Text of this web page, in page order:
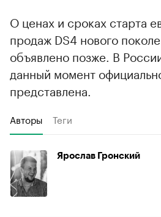
О ценах и сроках старта
продаж DS4 нового
объявлено позже. В
данный момент
представлена.
Авторы Теги
Ярослав Гронский